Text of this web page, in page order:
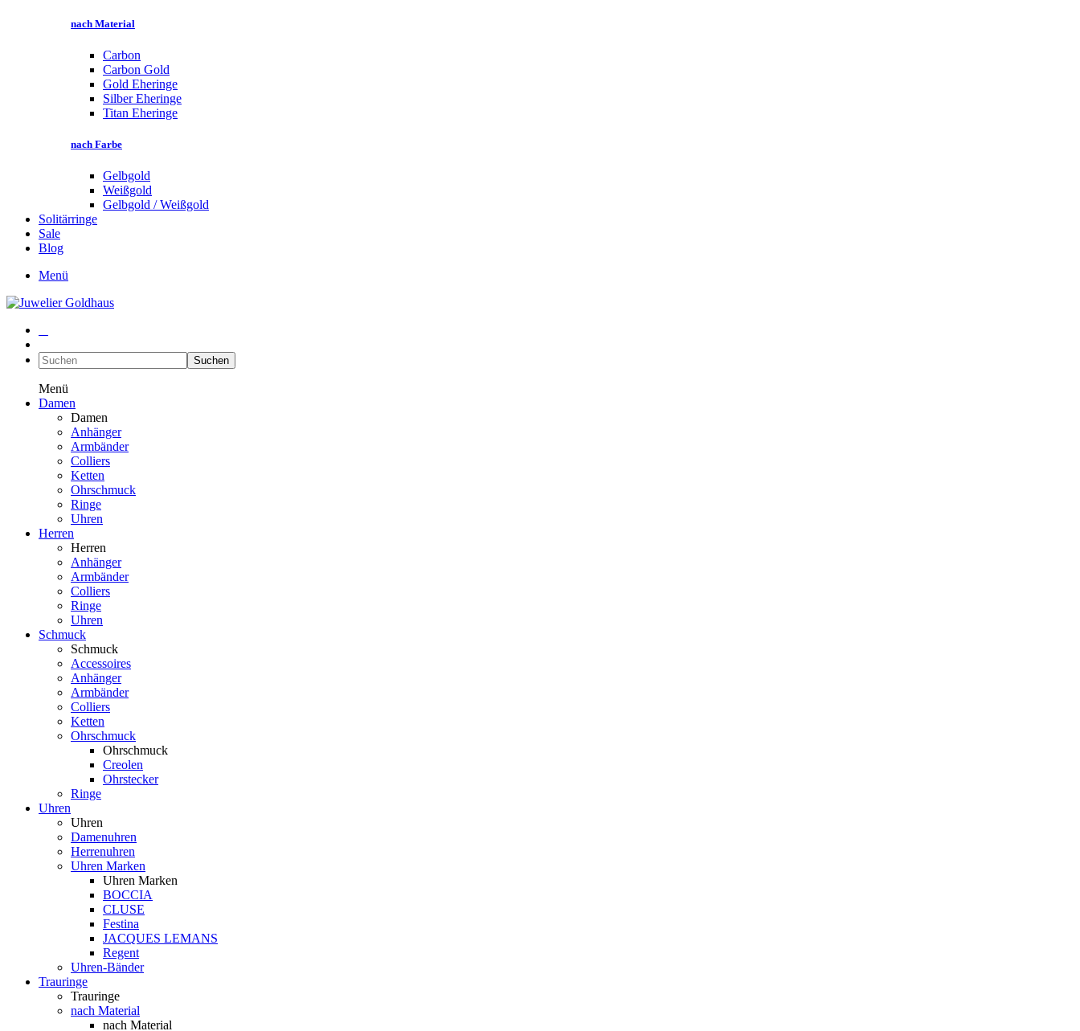
nach Material
Carbon
Carbon Gold
Gold Eheringe
Silber Eheringe
Titan Eheringe
nach Farbe
Gelbgold
Weißgold
Gelbgold / Weißgold
Solitärringe
Sale
Blog
Menü
Suchen
Menü
Damen
Damen
Anhänger
Armbänder
Colliers
Ketten
Ohrschmuck
Ringe
Uhren
Herren
Herren
Anhänger
Armbänder
Colliers
Ringe
Uhren
Schmuck
Schmuck
Accessoires
Anhänger
Armbänder
Colliers
Ketten
Ohrschmuck
Ohrschmuck
Creolen
Ohrstecker
Ringe
Uhren
Uhren
Damenuhren
Herrenuhren
Uhren Marken
Uhren Marken
BOCCIA
CLUSE
Festina
JACQUES LEMANS
Regent
Uhren-Bänder
Trauringe
Trauringe
nach Material
nach Material